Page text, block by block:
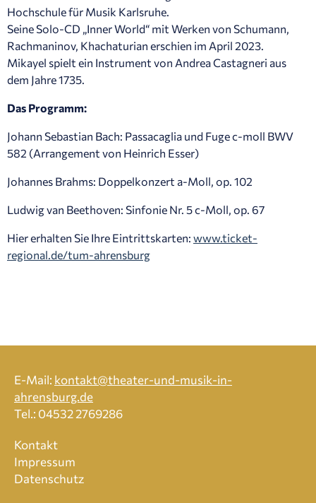
Hochschule für Musik Karlsruhe.
Seine Solo-CD „Inner World“ mit Werken von Schumann,
Rachmaninov, Khachaturian erschien im April 2023.
Mikayel spielt ein Instrument von Andrea Castagneri aus
dem Jahre 1735.
Das Programm:
Johann Sebastian Bach: Passacaglia und Fuge c-moll BWV
582 (Arrangement von Heinrich Esser)
Johannes Brahms: Doppelkonzert a-Moll, op. 102
Ludwig van Beethoven: Sinfonie Nr. 5 c-Moll, op. 67
Hier erhalten Sie Ihre Eintrittskarten: www.ticket-
regional.de/tum-ahrensburg
E-Mail: kontakt@theater-und-musik-in-
ahrensburg.de
Tel.: 04532 2769286
Kontakt
Impressum
Datenschutz